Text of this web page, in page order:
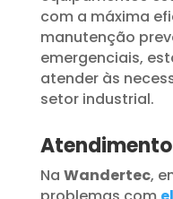
com a máxima
manutenção
emergenciais,
atender às
setor industrial.
Na Wandertec,